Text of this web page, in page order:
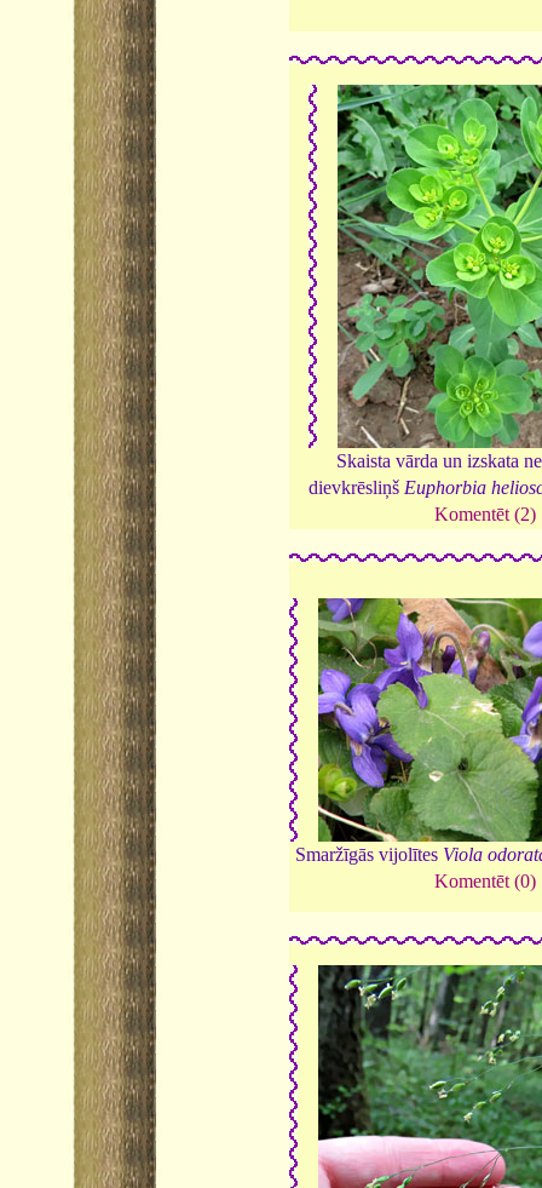
Skaista vārda un izskata
dievkrēsliņš Euphorbia
Komentēt (2)
Smaržīgās vijolītes Viola
Komentēt (0)